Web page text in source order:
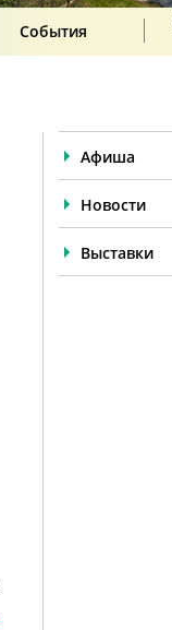
События
Афиша
Новости
Выставки